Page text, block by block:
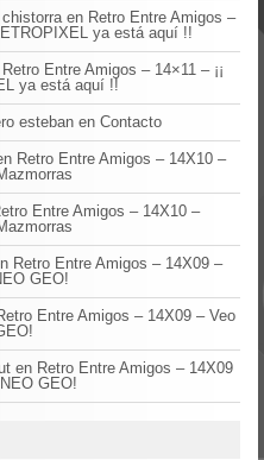
en Retro Entre Amigos –
ya está aquí !!
Retro Entre Amigos – 14×11 – ¡¡
ya está aquí !!
esteban en Contacto
Retro Entre Amigos – 14X10 –
Entre Amigos – 14X10 –
Retro Entre Amigos – 14X09 –
GEO!
Entre Amigos – 14X09 – Veo
en Retro Entre Amigos – 14X09
GEO!